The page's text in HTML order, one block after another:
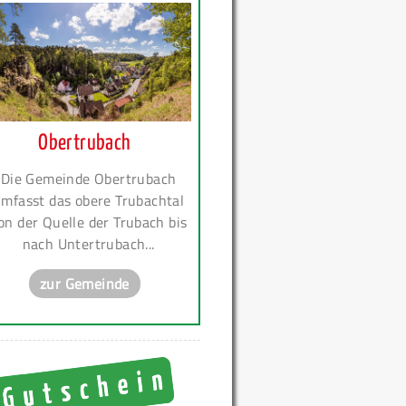
Obertrubach
Die Gemeinde Obertrubach
das obere Trubachtal
der Quelle der Trubach bis
nach Untertrubach...
zur Gemeinde